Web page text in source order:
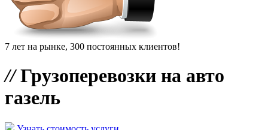
7 лет на рынке, 300 постоянных клиентов!
//Грузоперевозки на авто
газель